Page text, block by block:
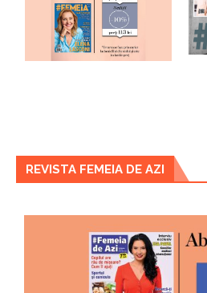
REVISTA FEMEIA DE AZI